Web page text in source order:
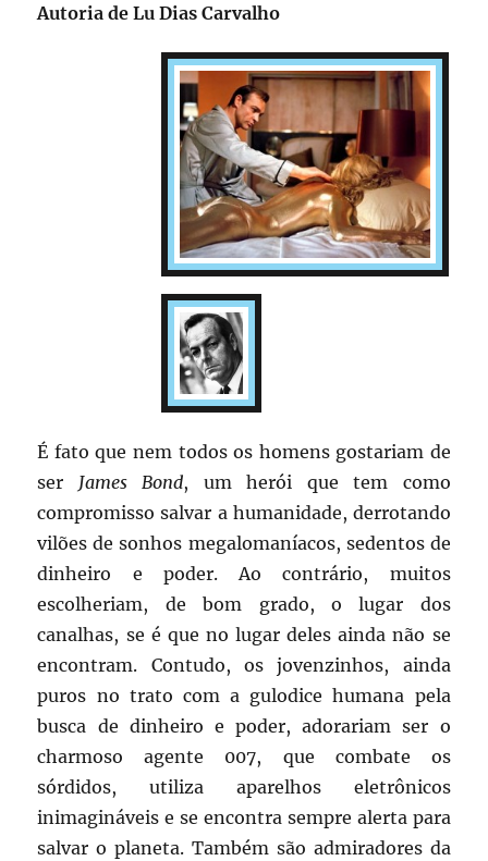
Autoria de Lu Dias Carvalho
É fato que nem todos os homens gostariam de
ser James Bond, um herói que tem como
compromisso salvar a humanidade, derrotando
vilões de sonhos megalomaníacos, sedentos de
dinheiro e poder. Ao contrário, muitos
escolheriam, de bom grado, o lugar dos
canalhas, se é que no lugar deles ainda não se
encontram. Contudo, os jovenzinhos, ainda
puros no trato com a gulodice humana pela
busca de dinheiro e poder, adorariam ser o
charmoso agente 007, que combate os
sórdidos, utiliza aparelhos eletrônicos
inimagináveis e se encontra sempre alerta para
salvar o planeta. Também são admiradores da